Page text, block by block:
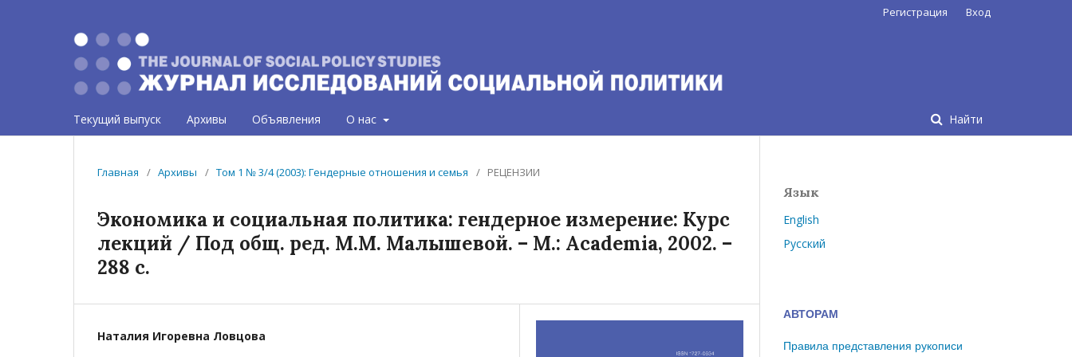
Текущий выпуск Архивы Объявления О нас Найти
Регистрация Вход
Главная / Архивы / Том 1 № 3/4 (2003): Гендерные отношения и семья / РЕЦЕНЗИИ
Экономика и социальная политика: гендерное измерение: Курс
лекций / Под общ. ред. М.М. Малышевой. – М.: Academia, 2002. –
288 с.
Наталия Игоревна Ловцова
Язык
English
Русский
АВТОРАМ
Правила представления рукописи